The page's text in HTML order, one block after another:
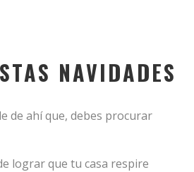
NAVIDADES
de ahí que, debes procurar
lograr que tu casa respire